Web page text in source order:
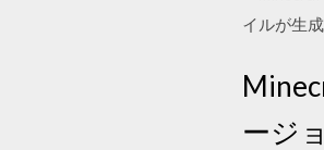
イルが生
ージ